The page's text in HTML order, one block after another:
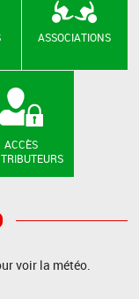
ASSOCIATIONS
ACCÈS
voir la météo.